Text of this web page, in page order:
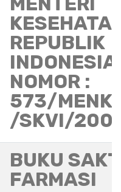
REPUBLIK
INDONESIA
NOMOR :
573/
/SKVI/
BUKU
FARMASI